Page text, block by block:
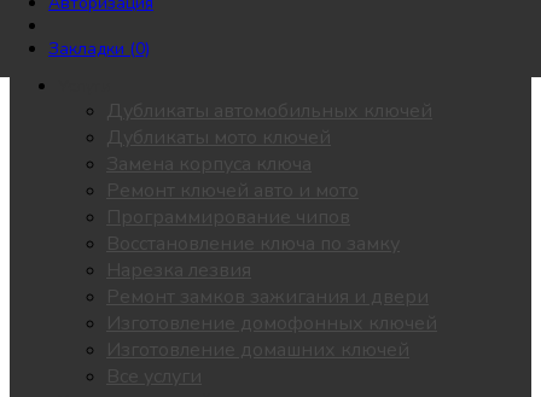
Все разделы
Дубликаты автомобильных ключей
Дубликаты мото ключей
Замена корпуса ключа
Ремонт ключей авто и мото
Программирование чипов
Восстановление ключа по замку
Нарезка лезвия
Ремонт замков зажигания и двери
Изготовление домофонных ключей
Изготовление домашних ключей
Все услуги
Закладки (0)